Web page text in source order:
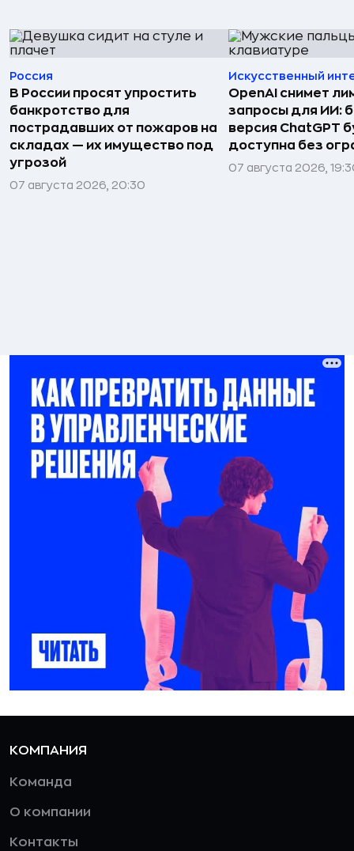
Россия
В России просят упростить
банкротство для
пострадавших от пожаров на
складах — их имущество под
угрозой
07 августа 2026, 20:30
Искусственный
OpenAI снимет
запросы для ИИ:
версия ChatGPT
доступна без
07 августа 2026,
КОМПАНИЯ
Команда
О компании
Контакты